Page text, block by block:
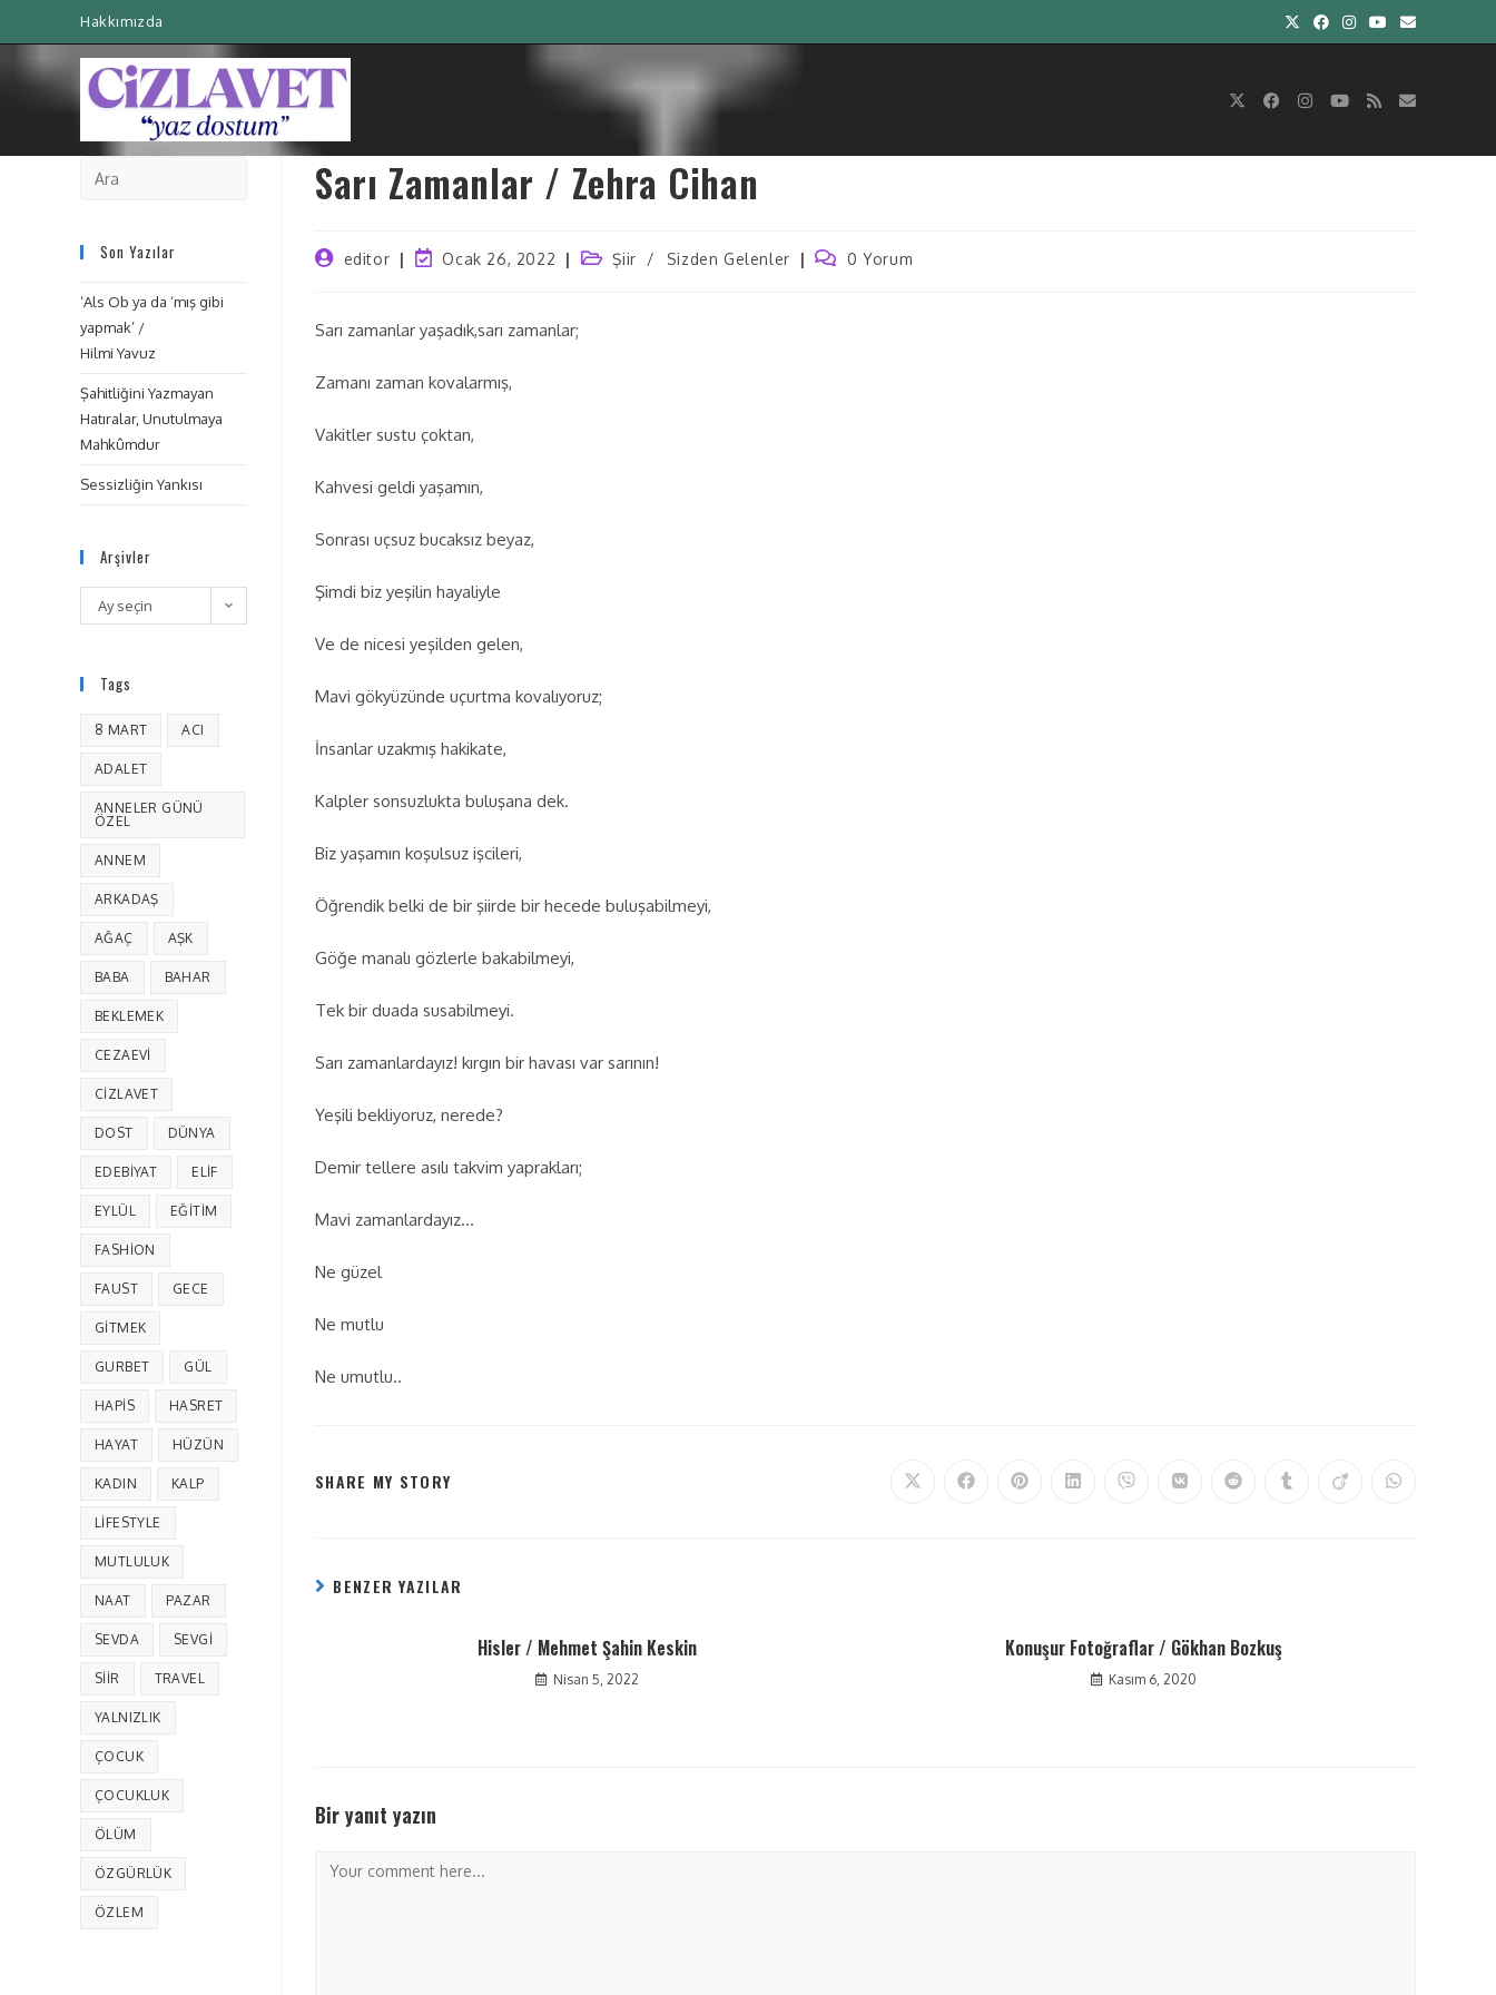
Hakkımızda
Sarı Zamanlar / Zehra Cihan
editor Ocak 26, 2022 Şiir / Sizden Gelenler 0 Yorum
Sarı zamanlar yaşadık,sarı zamanlar;
Zamanı zaman kovalarmış,
Vakitler sustu çoktan,
Kahvesi geldi yaşamın,
Sonrası uçsuz bucaksız beyaz,
Şimdi biz yeşilin hayaliyle
Ve de nicesi yeşilden gelen,
Mavi gökyüzünde uçurtma kovalıyoruz;
İnsanlar uzakmış hakikate,
Kalpler sonsuzlukta buluşana dek.
Biz yaşamın koşulsuz işcileri,
Öğrendik belki de bir şiirde bir hecede buluşabilmeyi,
Göğe manalı gözlerle bakabilmeyi,
Tek bir duada susabilmeyi.
Sarı zamanlardayız! kırgın bir havası var sarının!
Yeşili bekliyoruz, nerede?
Demir tellere asılı takvim yaprakları;
Mavi zamanlardayız…
Ne güzel
Ne mutlu
Ne umutlu..
SHARE MY STORY
BENZER YAZILAR
Hisler / Mehmet Şahin Keskin
Nisan 5, 2022
Konuşur Fotoğraflar / Gökhan Bozkuş
Kasım 6, 2020
Bir yanıt yazın
Son Yazılar
‘Als Ob ya da ‘mış gibi
yapmak’ /
Hilmi Yavuz
Şahitliğini Yazmayan
Hatıralar, Unutulmaya
Mahkûmdur
Sessizliğin Yankısı
Arşivler
Ay seçin
Tags
8 MART ACI
ADALET
ANNELER GÜNÜ
ÖZEL
ANNEM
ARKADAŞ
AĞAÇ AŞK
BABA BAHAR
BEKLEMEK
CEZAEVI
CIZLAVET
DOST DÜNYA
EDEBIYAT ELIF
EYLÜL EĞITIM
FASHION
FAUST GECE
GITMEK
GURBET GÜL
HAPIS HASRET
HAYAT HÜZÜN
KADIN KALP
LIFESTYLE
MUTLULUK
NAAT PAZAR
SEVDA SEVGI
SIIR TRAVEL
YALNIZLIK
ÇOCUK
ÇOCUKLUK
ÖLÜM
ÖZGÜRLÜK
ÖZLEM